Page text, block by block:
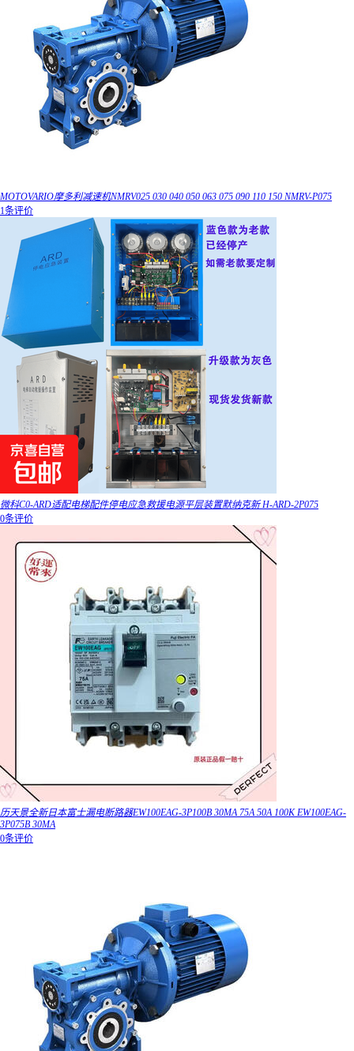
MOTOVARIO摩多利减速机NMRV025 030 040 050 063 075 090 110 150 NMRV-P075
1条评价
微科C0-ARD适配电梯配件停电应急救援电源平层装置默纳克新 H-ARD-2P075
0条评价
历天景全新日本富士漏电断路器EW100EAG-3P100B 30MA 75A 50A 100K EW100EAG-
3P075B 30MA
0条评价